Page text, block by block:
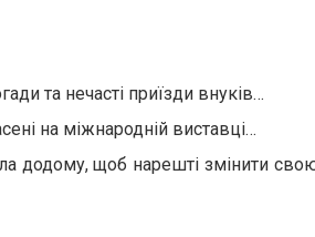
та нечасті приїзди внуків…
на міжнародній виставці…
додому, щоб нарешті змінити